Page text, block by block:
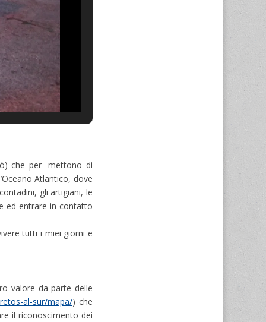
che per- mettono di
Atlantico, dove
gli artigiani, le
ed entrare in contatto
tutti i miei giorni e
valore da parte delle
al-sur/mapa/) che
il riconoscimento dei